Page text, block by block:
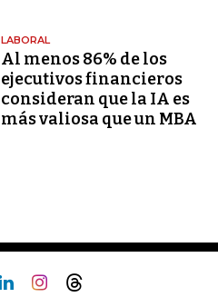
LABORAL
Al menos 86% de los
ejecutivos financieros
consideran que la IA es
más valiosa que un MBA